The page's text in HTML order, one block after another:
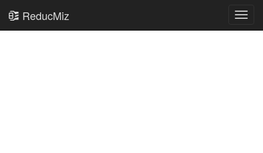
ReducMiz